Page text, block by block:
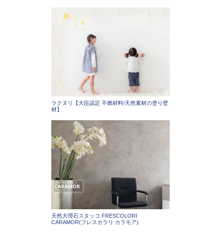
ラクヌリ【大臣認定 不燃材料/天然素材の塗り壁
材】
天然大理石スタッコ FRESCOLORI
CARAMOR(フレスカラリ カラモア)